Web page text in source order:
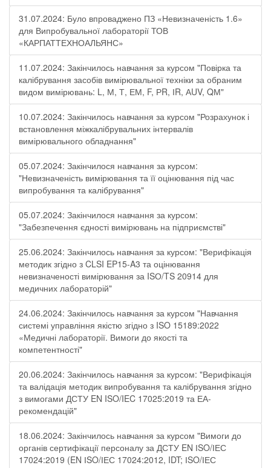
31.07.2024: Було впроваджено ПЗ «Невизначеність 1.6»
для Випробувальної лабораторії ТОВ
«КАРПАТТЕХНОАЛЬЯНС»
11.07.2024: Закінчилось навчання за курсом "Повірка та
калібрування засобів вимірювальної техніки за обраним
видом вимірювань: L, М, Т, ЕМ, F, РR, ІR, АUV, QМ"
10.07.2024: Закінчилось навчання за курсом "Розрахунок і
встановлення міжкалібрувальних інтервалів
вимірювального обладнання"
05.07.2024: Закінчилося навчання за курсом:
"Невизначеність вимірювання та її оцінювання під час
випробування та калібрування"
05.07.2024: Закінчилося навчання за курсом:
"Забезпечення єдності вимірювань на підприємстві"
25.06.2024: Закінчилось навчання за курсом: "Верифікація
методик згідно з CLSI EP15-A3 та оцінювання
невизначеності вимірювання за ISО/TS 20914 для
медичних лабораторій"
24.06.2024: Закінчилось навчання за курсом "Навчання
системі управління якістю згідно з ISO 15189:2022
«Медичні лабораторії. Вимоги до якості та
компетентності"
20.06.2024: Закінчилось навчання за курсом: "Верифікація
та валідація методик випробування та калібрування згідно
з вимогами ДСТУ EN ISO/IEC 17025:2019 та ЕА-
рекомендацій"
18.06.2024: Закінчилось навчання за курсом "Вимоги до
органів сертифікації персоналу за ДСТУ EN ІSO/ІЕС
17024:2019 (EN ІSO/ІЕС 17024:2012, IDT; ІSO/ІЕС